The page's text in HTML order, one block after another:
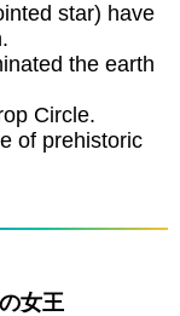
star) have
the earth
Circle.
of prehistoric
女王